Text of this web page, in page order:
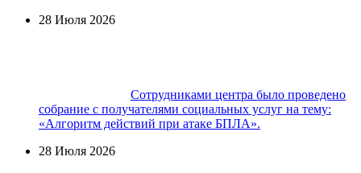
28 Июля 2026
Сотрудниками центра было проведено
собрание с получателями социальных услуг на тему:
«Алгоритм действий при атаке БПЛА».
28 Июля 2026